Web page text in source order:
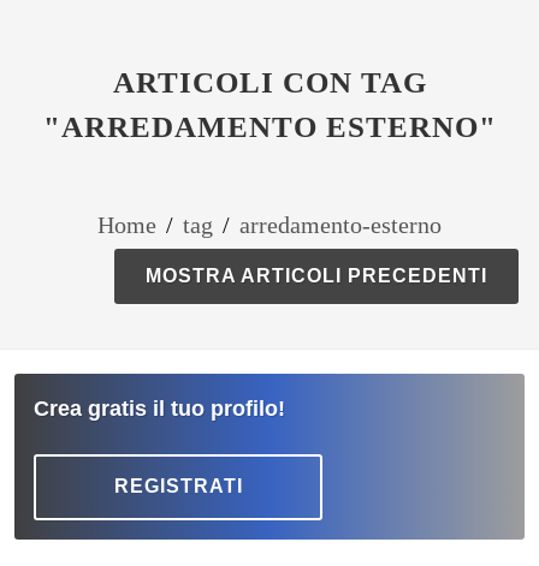
ARTICOLI CON TAG
"ARREDAMENTO ESTERNO"
Home / tag / arredamento-esterno
MOSTRA ARTICOLI PRECEDENTI
Crea gratis il tuo profilo!
REGISTRATI